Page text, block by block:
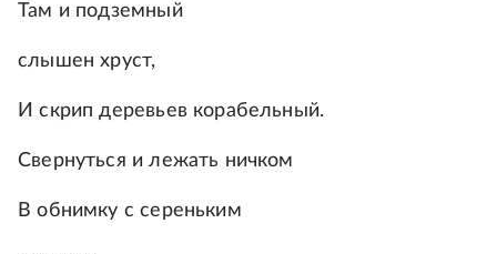
Там и подземный
слышен хруст,
И скрип деревьев корабельный.
Свернуться и лежать ничком
В обнимку с сереньким